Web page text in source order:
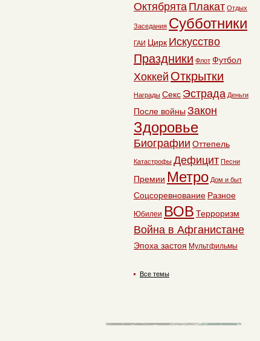
Октябрята Плакат Отдых
Заседания Субботники
ГАИ Цирк Искусство
Праздники Флот Футбол
Хоккей Открытки
Награды Секс Эстрада Деньги
После войны Закон
Здоровье
Биографии Оттепель
Катастрофы Дефицит Песни
Премии Метро Дом и быт
Соцсоревнование Разное
Юбилеи ВОВ Терроризм
Война в Афганистане
Эпоха застоя Мультфильмы
Все темы